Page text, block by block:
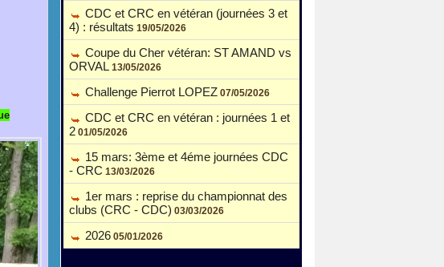
CDC et CRC en vétéran (journées 3 et
4) : résultats 19/05/2026
Coupe du Cher vétéran: ST AMAND vs
ORVAL 13/05/2026
Challenge Pierrot LOPEZ 07/05/2026
CDC et CRC en vétéran : journées 1 et
2 01/05/2026
15 mars: 3ème et 4éme journées CDC
- CRC 13/03/2026
1er mars : reprise du championnat des
clubs (CRC - CDC) 03/03/2026
2026 05/01/2026